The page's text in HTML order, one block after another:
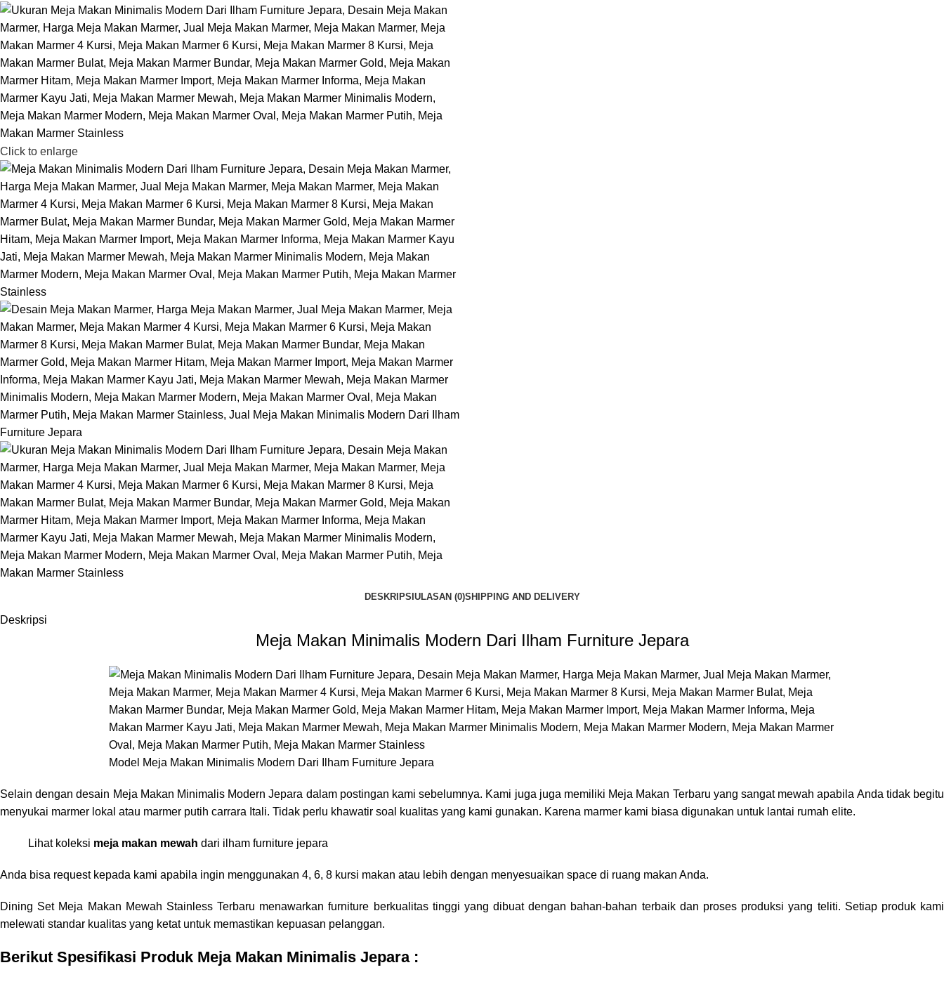
Click to enlarge
DESKRIPSI ULASAN (0)SHIPPING AND DELIVERY
Deskripsi
Meja Makan Minimalis Modern Dari Ilham Furniture Jepara
Model Meja Makan Minimalis Modern Dari Ilham Furniture Jepara
Selain dengan desain Meja Makan Minimalis Modern Jepara dalam postingan kami sebelumnya. Kami juga juga memiliki Meja Makan Terbaru yang sangat mewah apabila Anda tidak begitu
menyukai marmer lokal atau marmer putih carrara Itali. Tidak perlu khawatir soal kualitas yang kami gunakan. Karena marmer kami biasa digunakan untuk lantai rumah elite.
Lihat koleksi meja makan mewah dari ilham furniture jepara
Anda bisa request kepada kami apabila ingin menggunakan 4, 6, 8 kursi makan atau lebih dengan menyesuaikan space di ruang makan Anda.
Dining Set Meja Makan Mewah Stainless Terbaru menawarkan furniture berkualitas tinggi yang dibuat dengan bahan-bahan terbaik dan proses produksi yang teliti. Setiap produk kami
melewati standar kualitas yang ketat untuk memastikan kepuasan pelanggan.
Berikut Spesifikasi Produk Meja Makan Minimalis Jepara :